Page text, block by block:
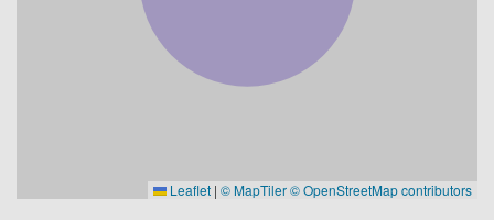
Leaflet | © MapTiler© OpenStreetMap contributors